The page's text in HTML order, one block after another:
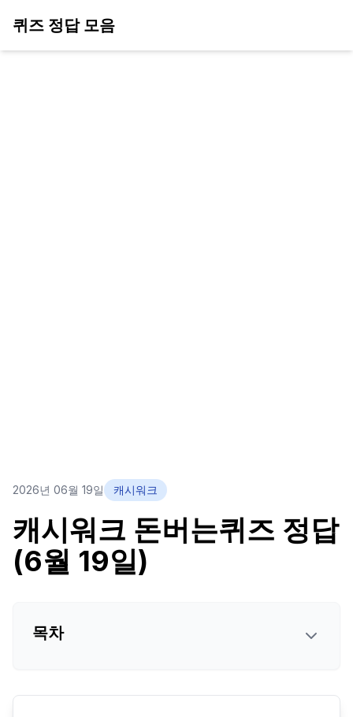
퀴즈 정답 모음
2026년 06월 19일 캐시워크
캐시워크 돈버는퀴즈 정답
(6월 19일)
목차